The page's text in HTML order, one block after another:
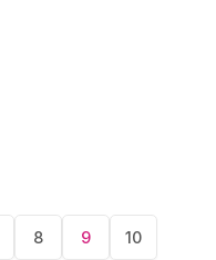
PuslapisPuslapis
8
Current
9
Puslapis
10